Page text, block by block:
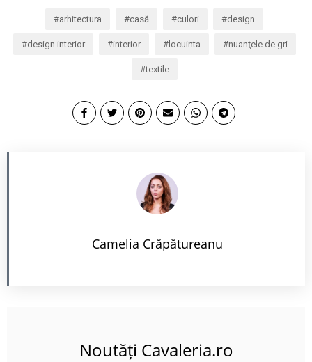
arhitectura casă culori design
design interior interior locuinta nuanţele de gri
textile
Camelia Crăpătureanu
Noutăți Cavaleria.ro